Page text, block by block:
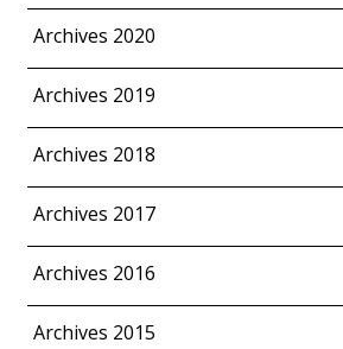
Archives 2020
Archives 2019
Archives 2018
Archives 2017
Archives 2016
Archives 2015